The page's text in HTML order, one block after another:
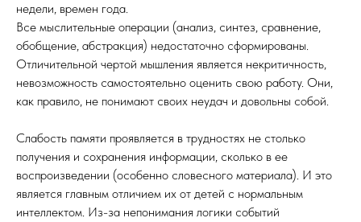
недели, времен года.
Все мыслительные операции (анализ, синтез, сравнение,
обобщение, абстракция) недостаточно сформированы.
Отличительной чертой мышления является некритичность,
невозможность самостоятельно оценить свою работу. Они,
как правило, не понимают своих неудач и довольны собой.
Слабость памяти проявляется в трудностях не столько
получения и сохранения информации, сколько в ее
воспроизведении (особенно словесного материала). И это
является главным отличием их от детей с нормальным
интеллектом. Из-за непонимания логики событий